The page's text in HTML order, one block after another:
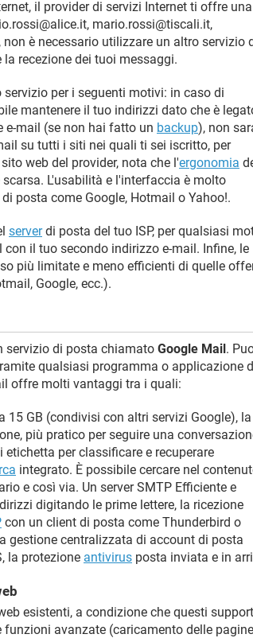
il provider di servizi Internet ti offre una
mario.rossi@tiscali.it,
è necessario utilizzare un altro servizio
recezione dei tuoi messaggi.
per i seguenti motivi: in caso di
mantenere il tuo indirizzi dato che è
e-mail (se non hai fatto un backup), non
su tutti i siti nei quali ti sei iscritto, per
web del provider, nota che l'ergonomia
L'usabilità e l'interfaccia è molto
posta come Google, Hotmail o Yahoo!.
serverdi posta del tuo ISP, per qualsiasi
il tuo secondo indirizzo e-mail. Infine, le
più limitate e meno efficienti di quelle
Google, ecc.).
servizio di posta chiamato Google Mail.
qualsiasi programma o applicazione
offre molti vantaggi tra i quali:
GB (condivisi con altri servizi Google), la
più pratico per seguire una
per classificare e recuperare
integrato. È possibile cercare nel
e così via. Un server SMTP Efficiente e
digitando le prime lettere, la ricezione
con un client di posta come Thunderbird o
gestione centralizzata di account di posta
la protezione antivirus posta inviata e in
esistenti, a condizione che questi
funzioni avanzate (caricamento delle pagine